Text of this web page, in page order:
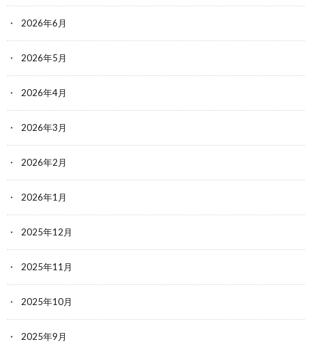
2026年6月
2026年5月
2026年4月
2026年3月
2026年2月
2026年1月
2025年12月
2025年11月
2025年10月
2025年9月